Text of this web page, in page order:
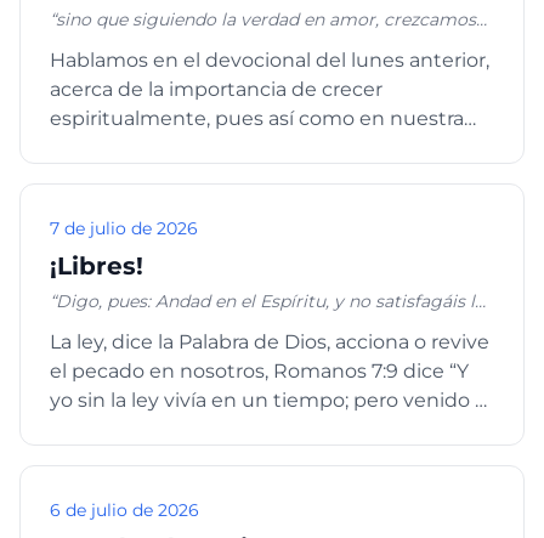
“sino que siguiendo la verdad en amor, crezcamos
quien todo el cuerpo, bien concertado y unido entre
sí por todas las coyunturas que se ayudan
mutuamente, según la actividad propia de cada
en amor.” Efesios 4:15-16
Hablamos en el devocional del lunes anterior,
acerca de la importancia de crecer
espiritualmente, pues así como en nuestra
7 de julio de 2026
¡Libres!
“Digo, pues: Andad en el Espíritu, y no satisfagáis los
contra el Espíritu, y el del Espíritu es contra la carne;
y éstos se oponen entre sí, para que no hagáis lo
que quisiereis. Pero si sois guiados por el Espíritu,
son de Cristo han crucificado la carne con sus
pasiones y deseos. Si vivimos por el Espíritu,
La ley, dice la Palabra de Dios, acciona o revive
el pecado en nosotros, Romanos 7:9 dice “Y
yo sin la ley vivía en un tiempo; pero venido el
6 de julio de 2026